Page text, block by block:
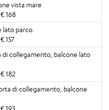
€ 168
€ 157
€ 182